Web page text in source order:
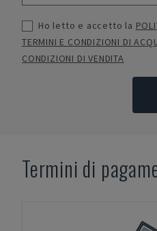
Ho letto e accetto la
TERMINI E CONDIZIONI DI
CONDIZIONI DI VENDITA
Termini di